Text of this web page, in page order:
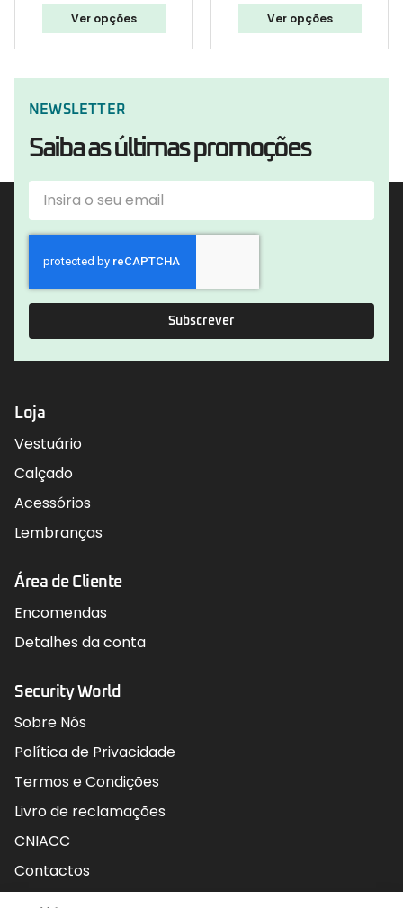
Ver opções Ver opções
NEWSLETTER
Saiba as últimas promoções
Subscrever
Loja
Vestuário
Calçado
Acessórios
Lembranças
Área de Cliente
Encomendas
Detalhes da conta
Security World
Sobre Nós
Política de Privacidade
Termos e Condições
Livro de reclamações
CNIACC
Contactos